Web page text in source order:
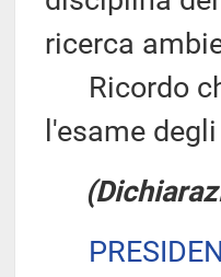
ricerca
Ricordo
l'esame